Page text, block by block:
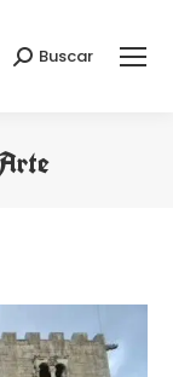
Buscar:
Buscar